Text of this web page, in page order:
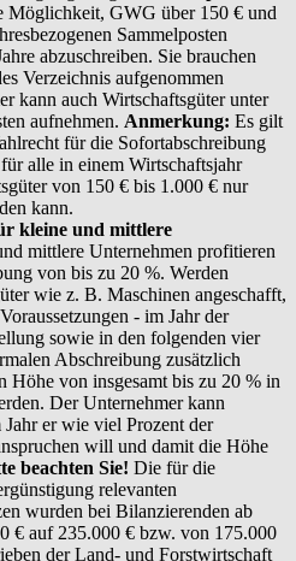
Möglichkeit, GWG über 150 € und
Sammelposten
abzuschreiben. Sie brauchen
Verzeichnis aufgenommen
kann auch Wirtschaftsgüter unter
aufnehmen. Anmerkung: Es gilt
für die Sofortabschreibung
alle in einem Wirtschaftsjahr
von 150 € bis 1.000 € nur
kann.
kleine und mittlere
mittlere Unternehmen profitieren
von bis zu 20 %. Werden
wie z. B. Maschinen angeschafft,
- im Jahr der
sowie in den folgenden vier
Abschreibung zusätzlich
Höhe von insgesamt bis zu 20 % in
Der Unternehmer kann
er wie viel Prozent der
will und damit die Höhe
beachten Sie! Die für die
relevanten
wurden bei Bilanzierenden ab
€ auf 235.000 € bzw. von 175.000
der Land- und Forstwirtschaft